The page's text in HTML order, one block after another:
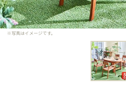
※写真はイメージです。